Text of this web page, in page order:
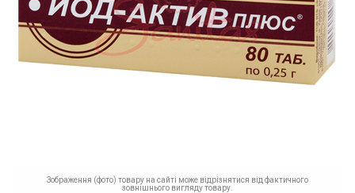
Зображення (фото) товару на сайті може відрізнятися від фактичного
зовнішнього вигляду товару.